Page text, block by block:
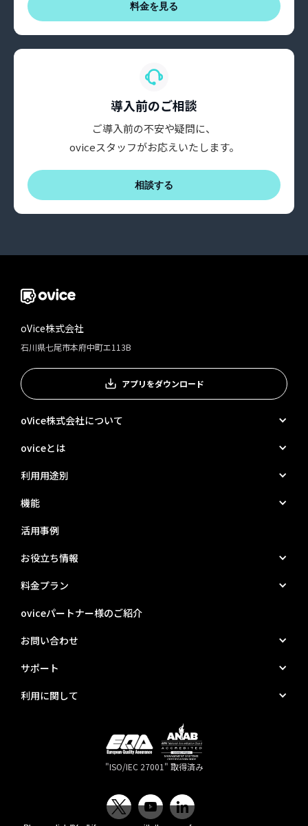
料金を見る
導入前のご相談
ご導入前の不安や疑問に、
oviceスタッフがお応えいたします。
相談する
oVice株式会社
石川県七尾市本府中町エ113B
アプリをダウンロード
oVice株式会社について
oviceとは
利用用途別
機能
活用事例
お役立ち情報
料金プラン
oviceパートナー様のご紹介
お問い合わせ
サポート
利用に関して
"ISO/IEC 27001" 取得済み